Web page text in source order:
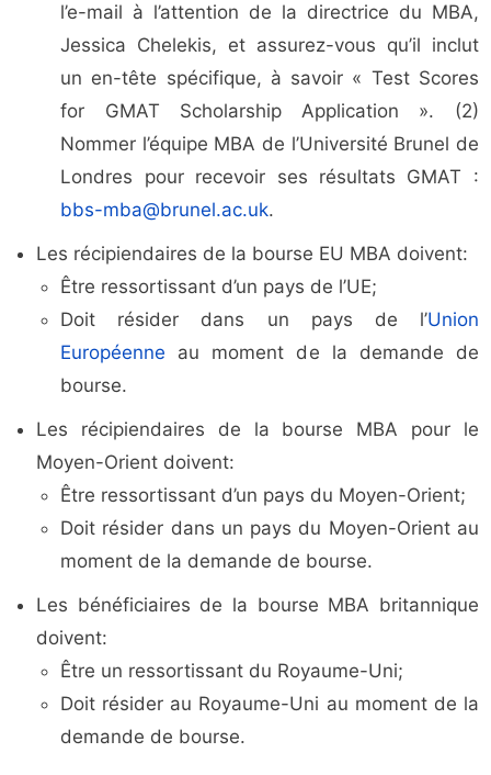
l’e-mail à l’attention de la directrice du MBA,
Jessica Chelekis, et assurez-vous qu’il inclut
un en-tête spécifique, à savoir « Test Scores
for GMAT Scholarship Application ». (2)
Nommer l’équipe MBA de l’Université Brunel de
Londres pour recevoir ses résultats GMAT :
bbs-mba@brunel.ac.uk.
Les récipiendaires de la bourse EU MBA doivent:
Être ressortissant d’un pays de l’UE;
Doit résider dans un pays de l’Union
Européenne au moment de la demande de
bourse.
Les récipiendaires de la bourse MBA pour le
Moyen-Orient doivent:
Être ressortissant d’un pays du Moyen-Orient;
Doit résider dans un pays du Moyen-Orient au
moment de la demande de bourse.
Les bénéficiaires de la bourse MBA britannique
doivent:
Être un ressortissant du Royaume-Uni;
Doit résider au Royaume-Uni au moment de la
demande de bourse.